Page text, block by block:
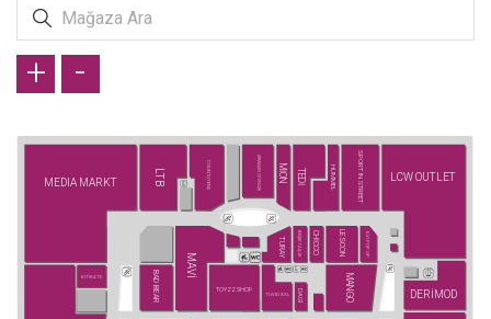
ARMAĞAN OYUNCAK
BAD BEAR
BEŞİKTAŞ JK
DAGİ DERİMOD
HUMMEL LCW OUTLET
LESCON
LTB
MAVİ
MEDIA MARKT COLIN'S (YENİ) SPORT IN STREET
TEDİ
TOYZZ SHOP
TURAY
TUVİD XXL
İLVİ POP UP
MANGO
MİON
CHİCCO
KİTİKATE
+ -